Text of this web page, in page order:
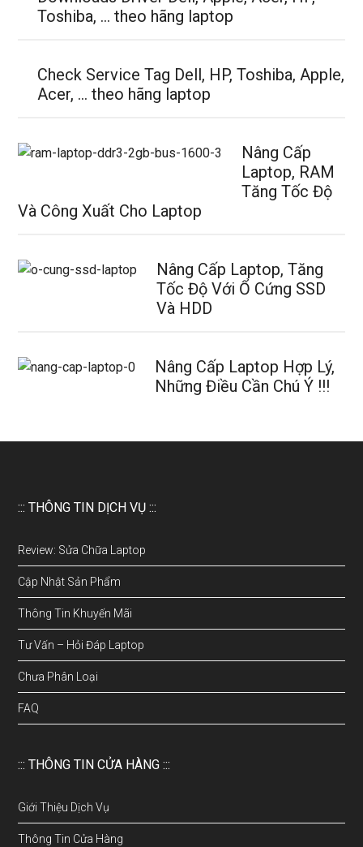
Toshiba, … theo hãng laptop
Check Service Tag Dell, HP, Toshiba, Apple,
Acer, … theo hãng laptop
Nâng Cấp
Laptop, RAM
Tăng Tốc Độ
Và Công Xuất Cho Laptop
Nâng Cấp Laptop, Tăng
Tốc Độ Với Ổ Cứng SSD
Và HDD
Nâng Cấp Laptop Hợp Lý,
Những Điều Cần Chú Ý !!!
::: THÔNG TIN DỊCH VỤ :::
Review: Sửa Chữa Laptop
Cập Nhật Sản Phẩm
Thông Tin Khuyến Mãi
Tư Vấn – Hỏi Đáp Laptop
Chưa Phân Loại
FAQ
::: THÔNG TIN CỬA HÀNG :::
Giới Thiệu Dịch Vụ
Thông Tin Cửa Hàng